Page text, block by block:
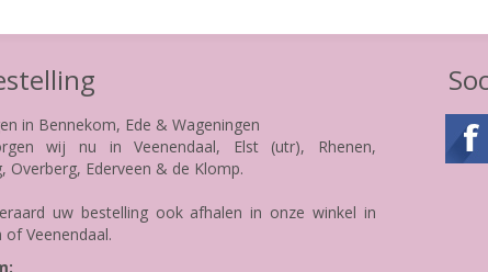
in Bennekom, Ede & Wageningen
wij nu in Veenendaal, Elst (utr), Rhenen,
Overberg, Ederveen & de Klomp.
uw bestelling ook afhalen in onze winkel in
Veenendaal.